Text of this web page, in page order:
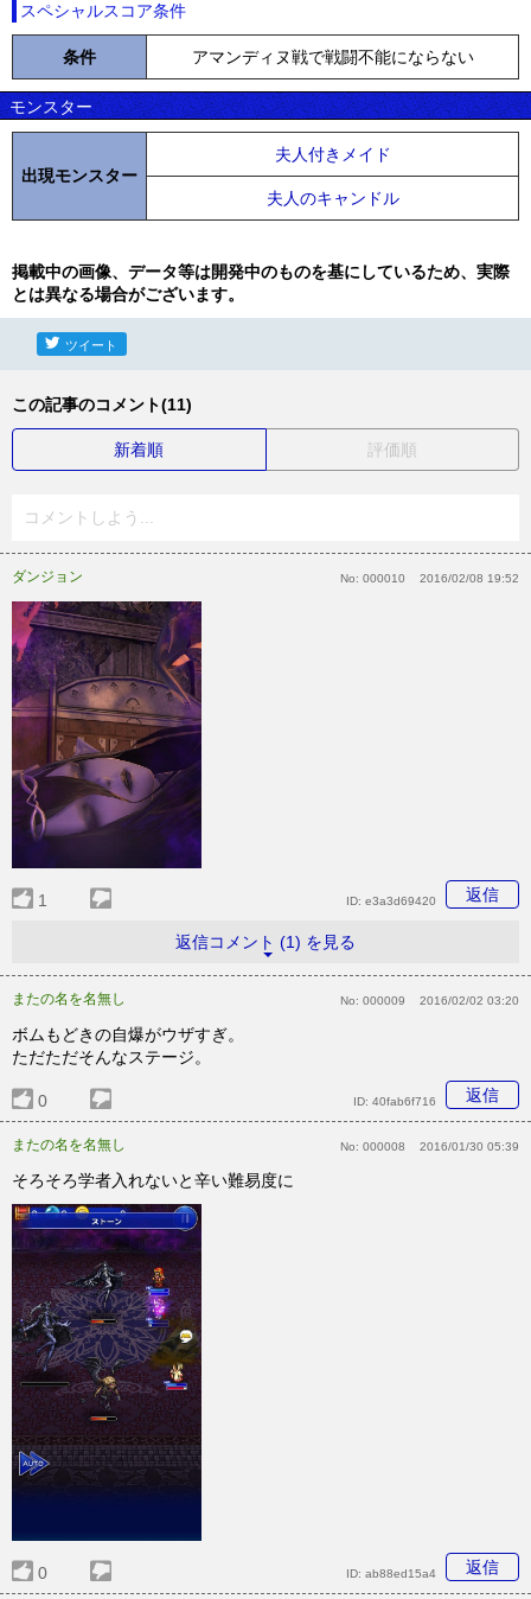
スペシャルスコア条件
条件 アマンディヌ戦で戦闘不能にならない
モンスター
出現モンスター
夫人付きメイド
夫人のキャンドル
掲載中の画像、データ等は開発中のものを基にしているため、実際
とは異なる場合がございます。
ツイート
この記事のコメント(11)
新着順 評価順
コメントしよう...
ダンジョン No: 000010 2016/02/08 19:52
1 返信
ID: e3a3d69420
返信コメント (1) を見る
またの名を名無し No: 000009 2016/02/02 03:20
ボムもどきの自爆がウザすぎ。
ただただそんなステージ。
0 返信
ID: 40fab6f716
またの名を名無し No: 000008 2016/01/30 05:39
そろそろ学者入れないと辛い難易度に
0 返信
ID: ab88ed15a4